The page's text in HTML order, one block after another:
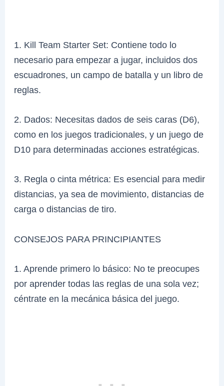
1. Kill Team Starter Set: Contiene todo lo
necesario para empezar a jugar, incluidos dos
escuadrones, un campo de batalla y un libro de
reglas.
2. Dados: Necesitas dados de seis caras (D6),
como en los juegos tradicionales, y un juego de
D10 para determinadas acciones estratégicas.
3. Regla o cinta métrica: Es esencial para medir
distancias, ya sea de movimiento, distancias de
carga o distancias de tiro.
CONSEJOS PARA PRINCIPIANTES
1. Aprende primero lo básico: No te preocupes
por aprender todas las reglas de una sola vez;
céntrate en la mecánica básica del juego.